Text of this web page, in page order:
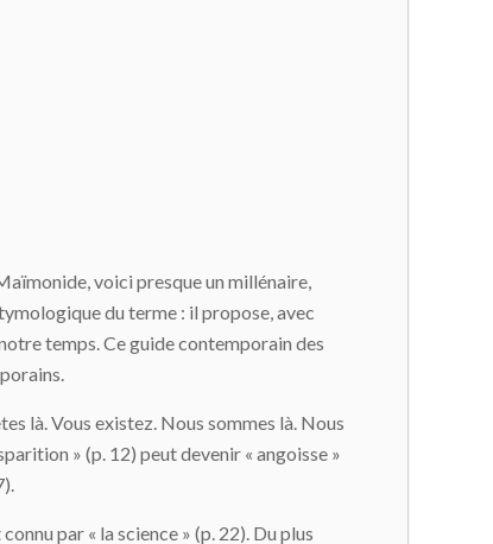
voici presque un millénaire,
du terme : il propose, avec
temps. Ce guide contemporain des
là. Vous existez. Nous sommes là. Nous
» (p. 12) peut devenir « angoisse »
par « la science » (p. 22). Du plus